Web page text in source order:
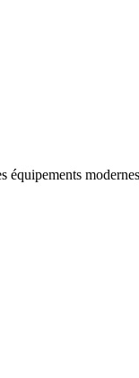
équipements